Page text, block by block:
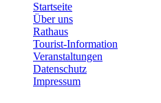
Startseite
Über uns
Rathaus
Tourist-Information
Veranstaltungen
Datenschutz
Impressum